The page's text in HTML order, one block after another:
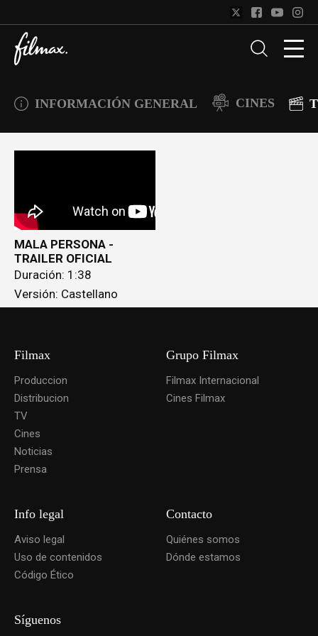
INFORMACIÓN GENERAL CINES
MALA PERSONA -
TRAILER OFICIAL
Duración: 1:38
Versión: Castellano
Filmax
Produccion
Distribucion
TV
Cines
Noticias
Prensa
Grupo Filmax
Filmax Internacional
Cines Filmax
Info legal
Aviso legal
Uso de contenidos
Código Ético
Contacto
Quiénes somos
Dónde estamos
Síguenos